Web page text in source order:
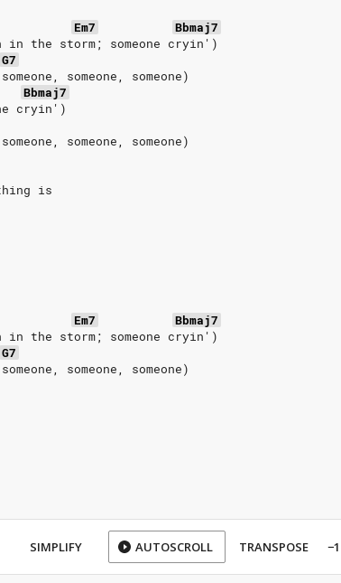
Em7
Bbmaj7
in the storm; someone cryin')
G7
someone, someone)
Bbmaj7
cryin')
someone, someone)
is
Em7
Bbmaj7
in the storm; someone cryin')
G7
someone, someone)
SIMPLIFY AUTOSCROLL TRANSPOSE −1